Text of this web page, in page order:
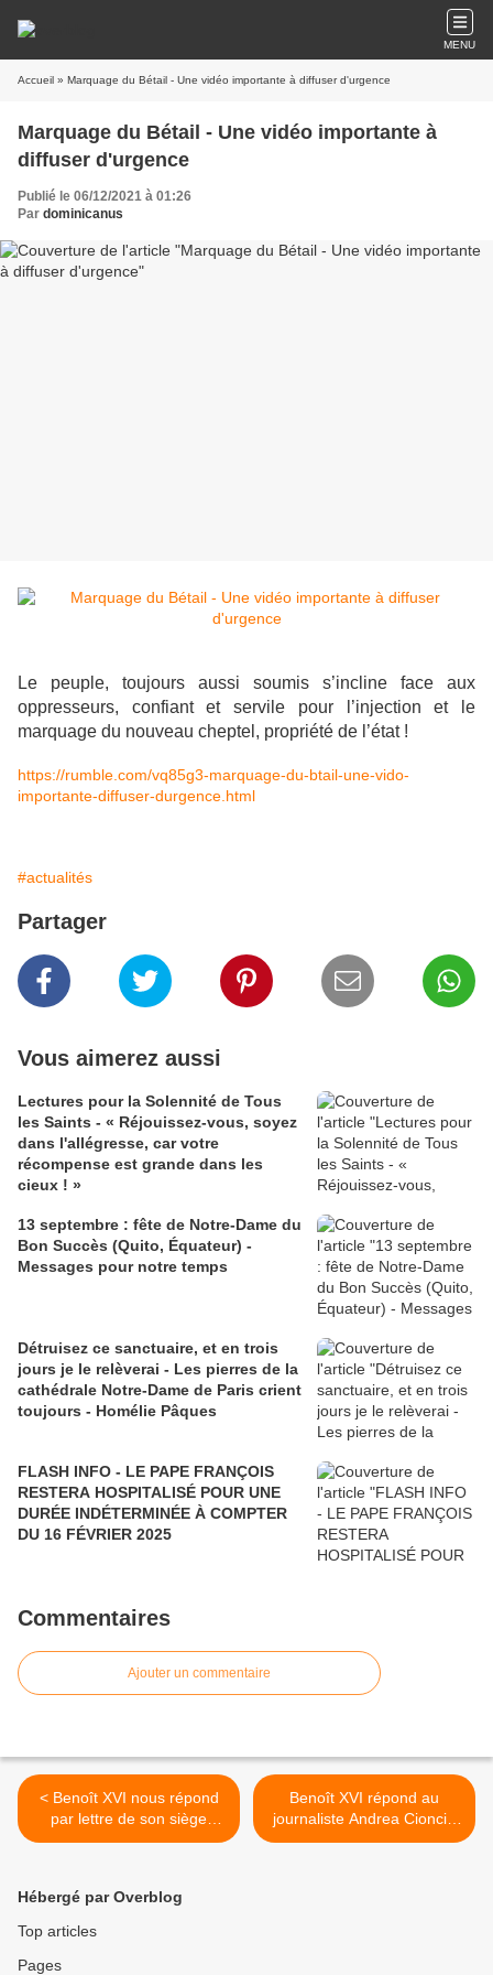
MENU
Accueil » Marquage du Bétail - Une vidéo importante à diffuser d'urgence
Marquage du Bétail - Une vidéo importante à
diffuser d'urgence
Publié le 06/12/2021 à 01:26
Par dominicanus
Le peuple, toujours aussi soumis s’incline face aux
oppresseurs, confiant et servile pour l’injection et le
marquage du nouveau cheptel, propriété de l’état !
https://rumble.com/vq85g3-marquage-du-btail-une-vido-
importante-diffuser-durgence.html
#actualités
Partager
Vous aimerez aussi
Lectures pour la Solennité de Tous
les Saints - « Réjouissez-vous, soyez
dans l'allégresse, car votre
récompense est grande dans les
cieux ! »
13 septembre : fête de Notre-Dame du
Bon Succès (Quito, Équateur) -
Messages pour notre temps
Détruisez ce sanctuaire, et en trois
jours je le relèverai - Les pierres de la
cathédrale Notre-Dame de Paris crient
toujours - Homélie Pâques
FLASH INFO - LE PAPE FRANÇOIS
RESTERA HOSPITALISÉ POUR UNE
DURÉE INDÉTERMINÉE À COMPTER
DU 16 FÉVRIER 2025
Commentaires
Ajouter un commentaire
< Benoît XVI nous répond
par lettre de son siège
empêché : confirmation de
Benoît XVI répond au
journaliste Andrea Cionci -
par Katejon (Brésil) >
Hébergé par Overblog
Top articles
Pages